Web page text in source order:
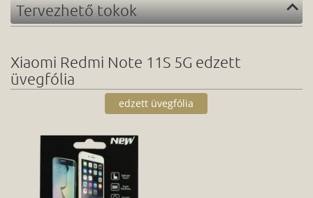
Tervezhető tokok
Xiaomi Redmi Note 11S 5G edzett
üvegfólia
edzett üvegfólia